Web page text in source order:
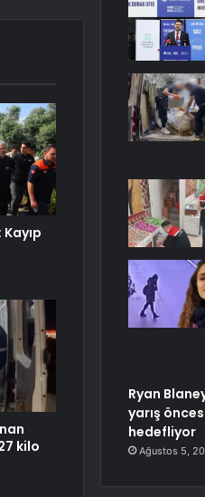
kilo
Ryan
yarış
hedefliyor
Ağustos 5,